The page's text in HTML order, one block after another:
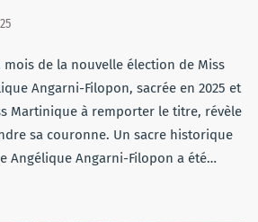
mois de la nouvelle élection de Miss
Angarni-Filopon, sacrée en 2025 et
Martinique à remporter le titre, révèle
sa couronne. Un sacre historique
Angélique Angarni-Filopon a été…